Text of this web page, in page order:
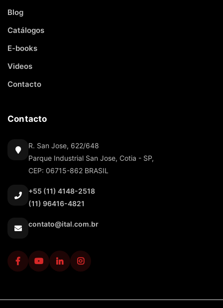
Blog
Catálogos
E-books
Videos
Contacto
Contacto
R. San Jose, 622/648
Parque Industrial San Jose, Cotia - SP,
CEP: 06715-862 BRASIL
+55 (11) 4148-2518
(11) 96416-4821
contato@ital.com.br